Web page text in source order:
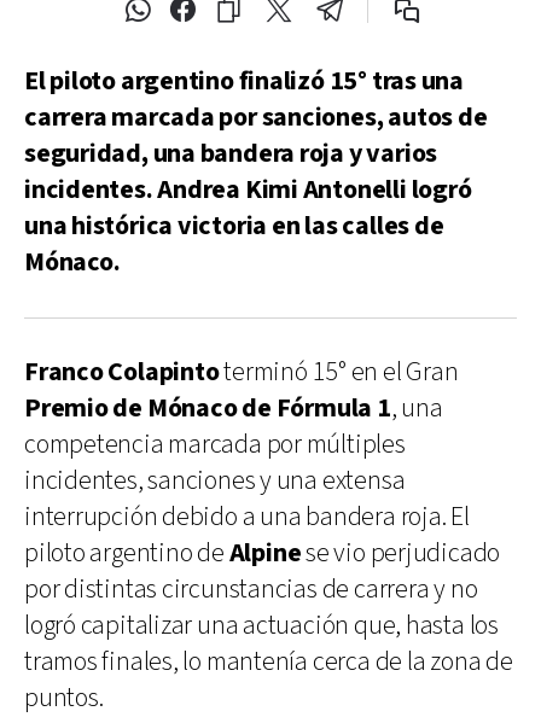
El piloto argentino finalizó 15° tras una
carrera marcada por sanciones, autos de
seguridad, una bandera roja y varios
incidentes. Andrea Kimi Antonelli logró
una histórica victoria en las calles de
Mónaco.
Franco Colapintoterminó 15° en el Gran
Premio de Mónaco de Fórmula 1, una
competencia marcada por múltiples
incidentes, sanciones y una extensa
interrupción debido a una bandera roja. El
piloto argentino deAlpinese vio perjudicado
por distintas circunstancias de carrera y no
logró capitalizar una actuación que, hasta los
tramos finales, lo mantenía cerca de la zona de
puntos.